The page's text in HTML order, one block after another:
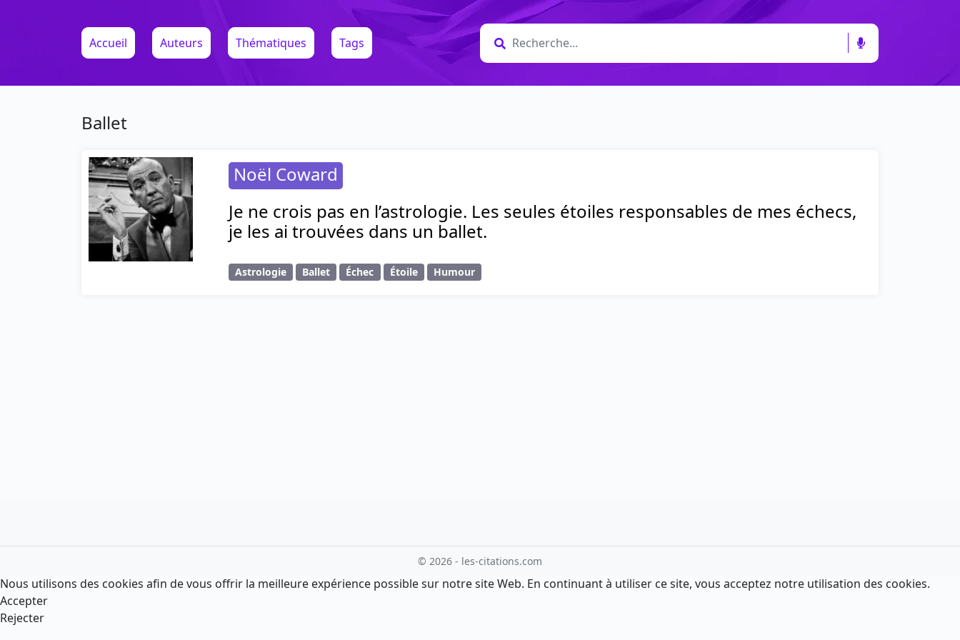
Accueil Auteurs Thématiques Tags
Ballet
Noël Coward
Je ne crois pas en l’astrologie. Les seules étoiles responsables de mes échecs,
je les ai trouvées dans un ballet.
Astrologie Ballet Échec Étoile Humour
© 2026 - les-citations.com
Nous utilisons des cookies afin de vous offrir la meilleure expérience possible sur notre site Web. En continuant à utiliser ce site, vous acceptez notre utilisation des cookies.
Accepter
Rejecter